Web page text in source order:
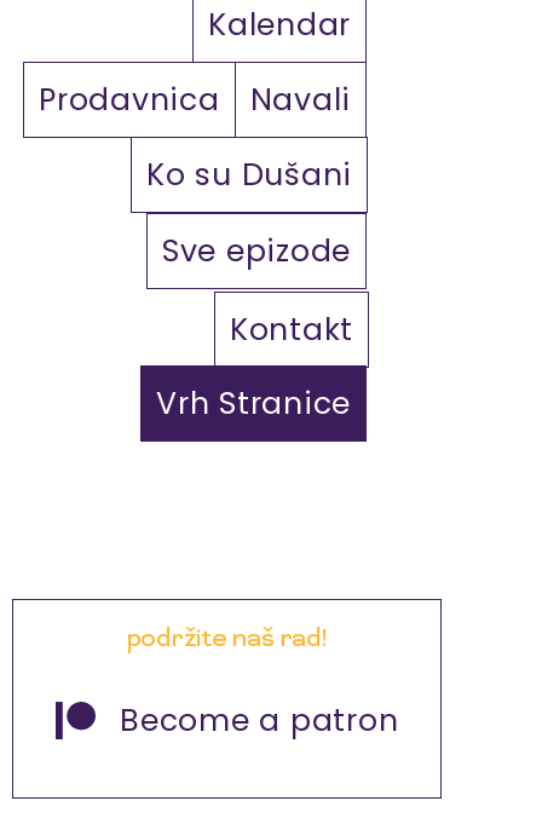
Kalendar
Prodavnica
Navali
Ko su Dušani
Sve epizode
Kontakt
Vrh Stranice
podržite naš rad!
Become a patron